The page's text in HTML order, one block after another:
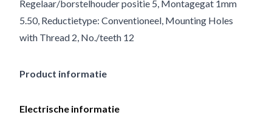
Regelaar/borstelhouder positie 5, Montagegat 1mm
5.50, Reductietype: Conventioneel, Mounting Holes
with Thread 2, No./teeth 12
Product informatie
Electrische informatie